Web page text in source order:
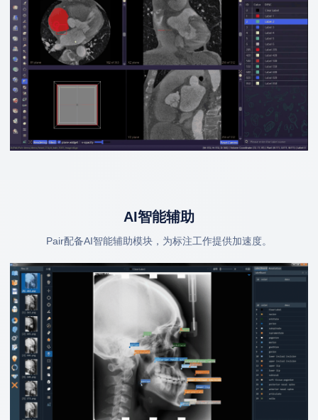
AI智能辅助
Pair配备AI智能辅助模块，为标注工作提供加速度。